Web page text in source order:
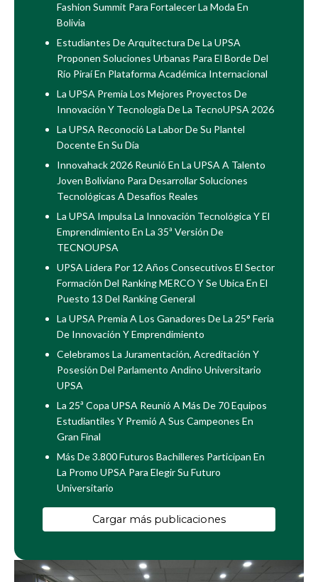
Fashion Summit Para Fortalecer La Moda En
Bolivia
Estudiantes De Arquitectura De La UPSA
Proponen Soluciones Urbanas Para El Borde Del
Río Piraí En Plataforma Académica Internacional
La UPSA Premia Los Mejores Proyectos De
Innovación Y Tecnología De La TecnoUPSA 2026
La UPSA Reconoció La Labor De Su Plantel
Docente En Su Día
Innovahack 2026 Reunió En La UPSA A Talento
Joven Boliviano Para Desarrollar Soluciones
Tecnológicas A Desafíos Reales
La UPSA Impulsa La Innovación Tecnológica Y El
Emprendimiento En La 35ª Versión De
TECNOUPSA
UPSA Lidera Por 12 Años Consecutivos El Sector
Formación Del Ranking MERCO Y Se Ubica En El
Puesto 13 Del Ranking General
La UPSA Premia A Los Ganadores De La 25° Feria
De Innovación Y Emprendimiento
Celebramos La Juramentación, Acreditación Y
Posesión Del Parlamento Andino Universitario
UPSA
La 25ª Copa UPSA Reunió A Más De 70 Equipos
Estudiantiles Y Premió A Sus Campeones En
Gran Final
Más De 3.800 Futuros Bachilleres Participan En
La Promo UPSA Para Elegir Su Futuro
Universitario
Cargar más publicaciones